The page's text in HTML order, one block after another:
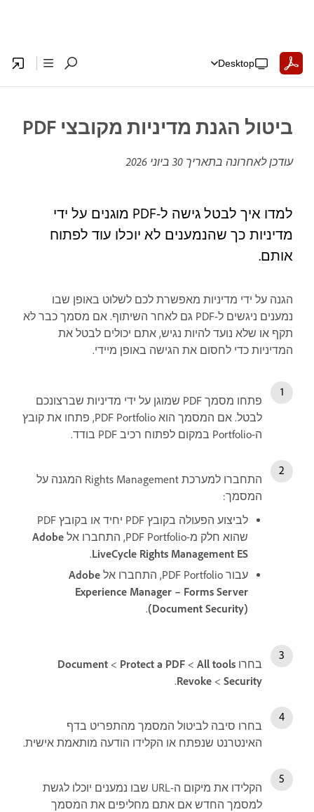
Desktop
ביטול הגנת מדיניות מקובצי PDF
עודכן לאחרונה בתאריך 30 ביוני 2026
למדו איך לבטל גישה ל-PDF מוגנים על ידי
מדיניות כך שהנמענים לא יוכלו עוד לפתוח
אותם.
הגנה על ידי מדיניות מאפשרת לכם לשלוט באופן שבו
נמענים ניגשים ל-PDF גם לאחר השיתוף. אם מסמך כבר לא
תקף או שלא נועד להיות נגיש, אתם יכולים לבטל את
המדיניות כדי לחסום את הגישה באופן מיידי.
פתחו מסמך PDF שמוגן על ידי מדיניות שברצונכם
לבטל. אם המסמך הוא PDF Portfolio, פתחו את קובץ
ה-Portfolio במקום לפתוח רכיב PDF בודד.
התחברו למערכת Rights Management המגנה על
המסמך:
לביצוע הפעולה בקובץ PDF יחיד או בקובץ PDF
שהוא חלק מ-PDF Portfolio, התחברו אל
Adobe
LiveCycle Rights Management ES
.
עבור PDF Portfolio, התחברו אל
Adobe
Experience Manager – Forms Server
(Document Security)
.
בחרו All tools
‏>
Protect a PDF
‏>
Document
Security
‏ >
Revoke
.
בחרו סיבה לביטול המסמך מהתפריט בדף
האינטרנט שנפתח או הקלידו הודעה מותאמת אישית.
הקלידו את מיקום ה-URL שבו נמענים יוכלו לגשת
למסמך החדש אם אתם מחליפים את המסמך